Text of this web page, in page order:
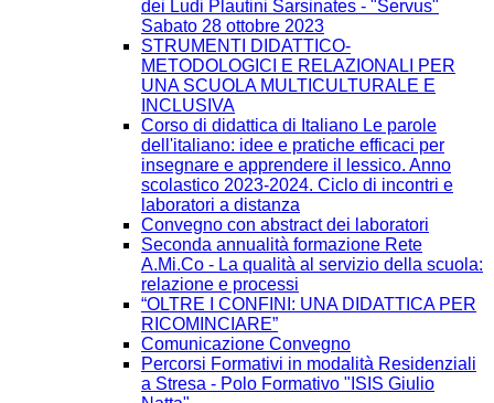
dei Ludi Plautini Sarsinates - "Servus"
Sabato 28 ottobre 2023
STRUMENTI DIDATTICO-
METODOLOGICI E RELAZIONALI PER
UNA SCUOLA MULTICULTURALE E
INCLUSIVA
Corso di didattica di Italiano Le parole
dell'italiano: idee e pratiche efficaci per
insegnare e apprendere il lessico. Anno
scolastico 2023-2024. Ciclo di incontri e
laboratori a distanza
Convegno con abstract dei laboratori
Seconda annualità formazione Rete
A.Mi.Co - La qualità al servizio della scuola:
relazione e processi
“OLTRE I CONFINI: UNA DIDATTICA PER
RICOMINCIARE”
Comunicazione Convegno
Percorsi Formativi in modalità Residenziali
a Stresa - Polo Formativo "ISIS Giulio